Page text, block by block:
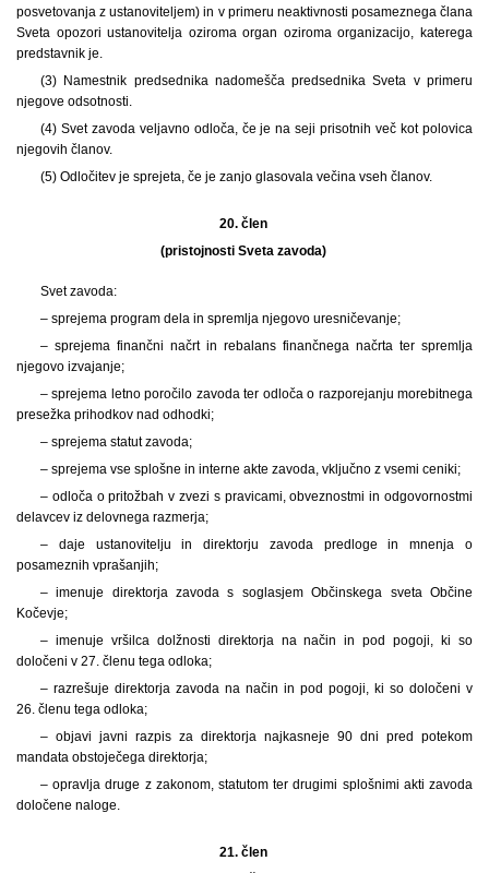
posvetovanja z ustanoviteljem) in v primeru neaktivnosti posameznega člana
Sveta opozori ustanovitelja oziroma organ oziroma organizacijo, katerega
predstavnik je.
(3) Namestnik predsednika nadomešča predsednika Sveta v primeru
njegove odsotnosti.
(4) Svet zavoda veljavno odloča, če je na seji prisotnih več kot polovica
njegovih članov.
(5) Odločitev je sprejeta, če je zanjo glasovala večina vseh članov.
20. člen
(pristojnosti Sveta zavoda)
Svet zavoda:
– sprejema program dela in spremlja njegovo uresničevanje;
– sprejema finančni načrt in rebalans finančnega načrta ter spremlja
njegovo izvajanje;
– sprejema letno poročilo zavoda ter odloča o razporejanju morebitnega
presežka prihodkov nad odhodki;
– sprejema statut zavoda;
– sprejema vse splošne in interne akte zavoda, vključno z vsemi ceniki;
– odloča o pritožbah v zvezi s pravicami, obveznostmi in odgovornostmi
delavcev iz delovnega razmerja;
– daje ustanovitelju in direktorju zavoda predloge in mnenja o
posameznih vprašanjih;
– imenuje direktorja zavoda s soglasjem Občinskega sveta Občine
Kočevje;
– imenuje vršilca dolžnosti direktorja na način in pod pogoji, ki so
določeni v 27. členu tega odloka;
– razrešuje direktorja zavoda na način in pod pogoji, ki so določeni v
26. členu tega odloka;
– objavi javni razpis za direktorja najkasneje 90 dni pred potekom
mandata obstoječega direktorja;
– opravlja druge z zakonom, statutom ter drugimi splošnimi akti zavoda
določene naloge.
21. člen